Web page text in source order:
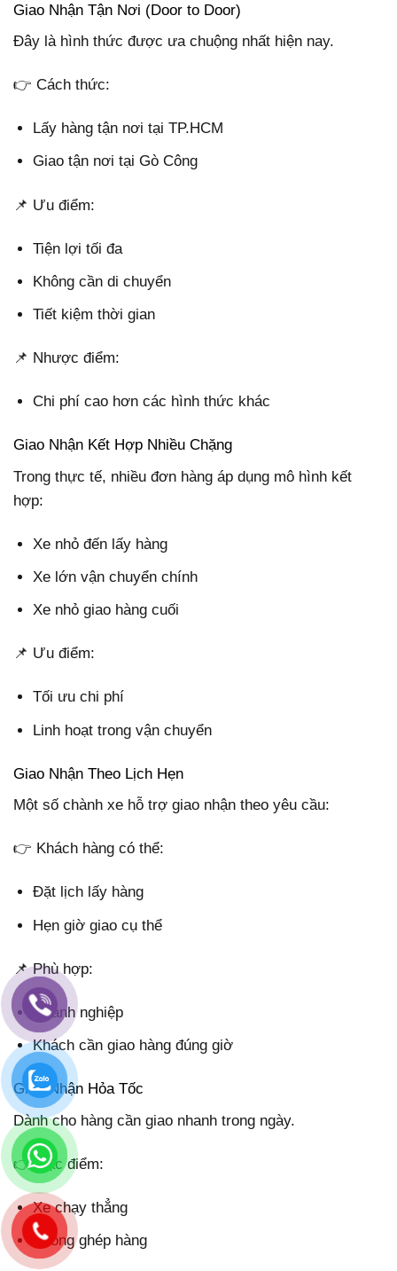
Giao Nhận Tận Nơi (Door to Door)
Đây là hình thức được ưa chuộng nhất hiện nay.
👉 Cách thức:
Lấy hàng tận nơi tại TP.HCM
Giao tận nơi tại Gò Công
📌 Ưu điểm:
Tiện lợi tối đa
Không cần di chuyển
Tiết kiệm thời gian
📌 Nhược điểm:
Chi phí cao hơn các hình thức khác
Giao Nhận Kết Hợp Nhiều Chặng
Trong thực tế, nhiều đơn hàng áp dụng mô hình kết
hợp:
Xe nhỏ đến lấy hàng
Xe lớn vận chuyển chính
Xe nhỏ giao hàng cuối
📌 Ưu điểm:
Tối ưu chi phí
Linh hoạt trong vận chuyển
Giao Nhận Theo Lịch Hẹn
Một số chành xe hỗ trợ giao nhận theo yêu cầu:
👉 Khách hàng có thể:
Đặt lịch lấy hàng
Hẹn giờ giao cụ thể
📌 Phù hợp:
Doanh nghiệp
Khách cần giao hàng đúng giờ
Giao Nhận Hỏa Tốc
Dành cho hàng cần giao nhanh trong ngày.
👉 Đặc điểm:
Xe chạy thẳng
Không ghép hàng